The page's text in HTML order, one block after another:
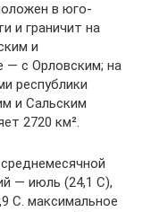
в юго-
и граничит на
и
— с Орловским; на
республики
и Сальским
2720 км².
— июль (24,1 С),
С. максимальное